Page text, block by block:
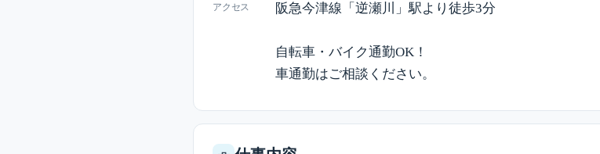
アクセス 阪急今津線「逆瀬川」駅より徒歩3分
自転車・バイク通勤OK！
車通勤はご相談ください。